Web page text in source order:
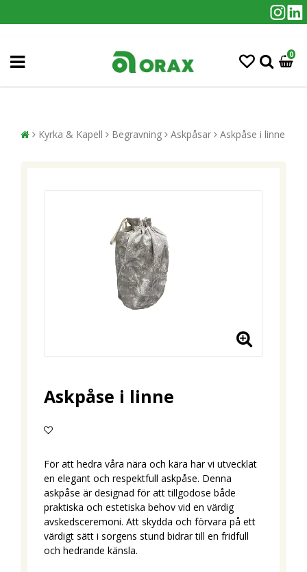
0
Kyrka & Kapell Begravning Askpåsar Askpåse i linne
Askpåse i linne
För att hedra våra nära och kära har vi utvecklat
en elegant och respektfull askpåse. Denna
askpåse är designad för att tillgodose både
praktiska och estetiska behov vid en värdig
avskedsceremoni. Att skydda och förvara på ett
värdigt sätt i sorgens stund bidrar till en fridfull
och hedrande känsla.